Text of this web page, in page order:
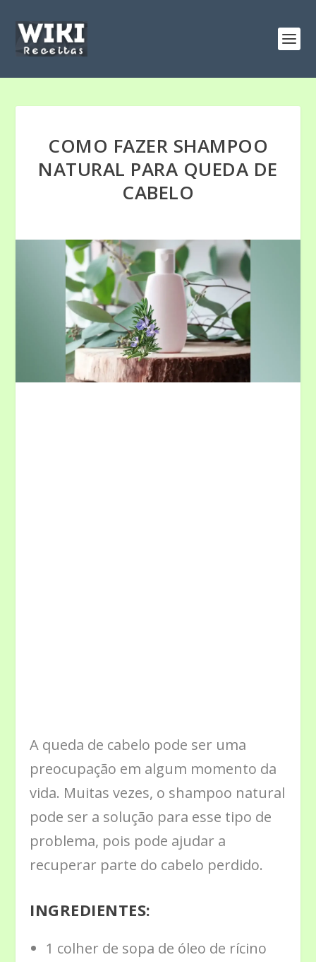
COMO FAZER SHAMPOO
NATURAL PARA QUEDA DE
CABELO
A queda de cabelo pode ser uma
preocupação em algum momento da
vida. Muitas vezes, o shampoo natural
pode ser a solução para esse tipo de
problema, pois pode ajudar a
recuperar parte do cabelo perdido.
INGREDIENTES:
1 colher de sopa de óleo de rícino